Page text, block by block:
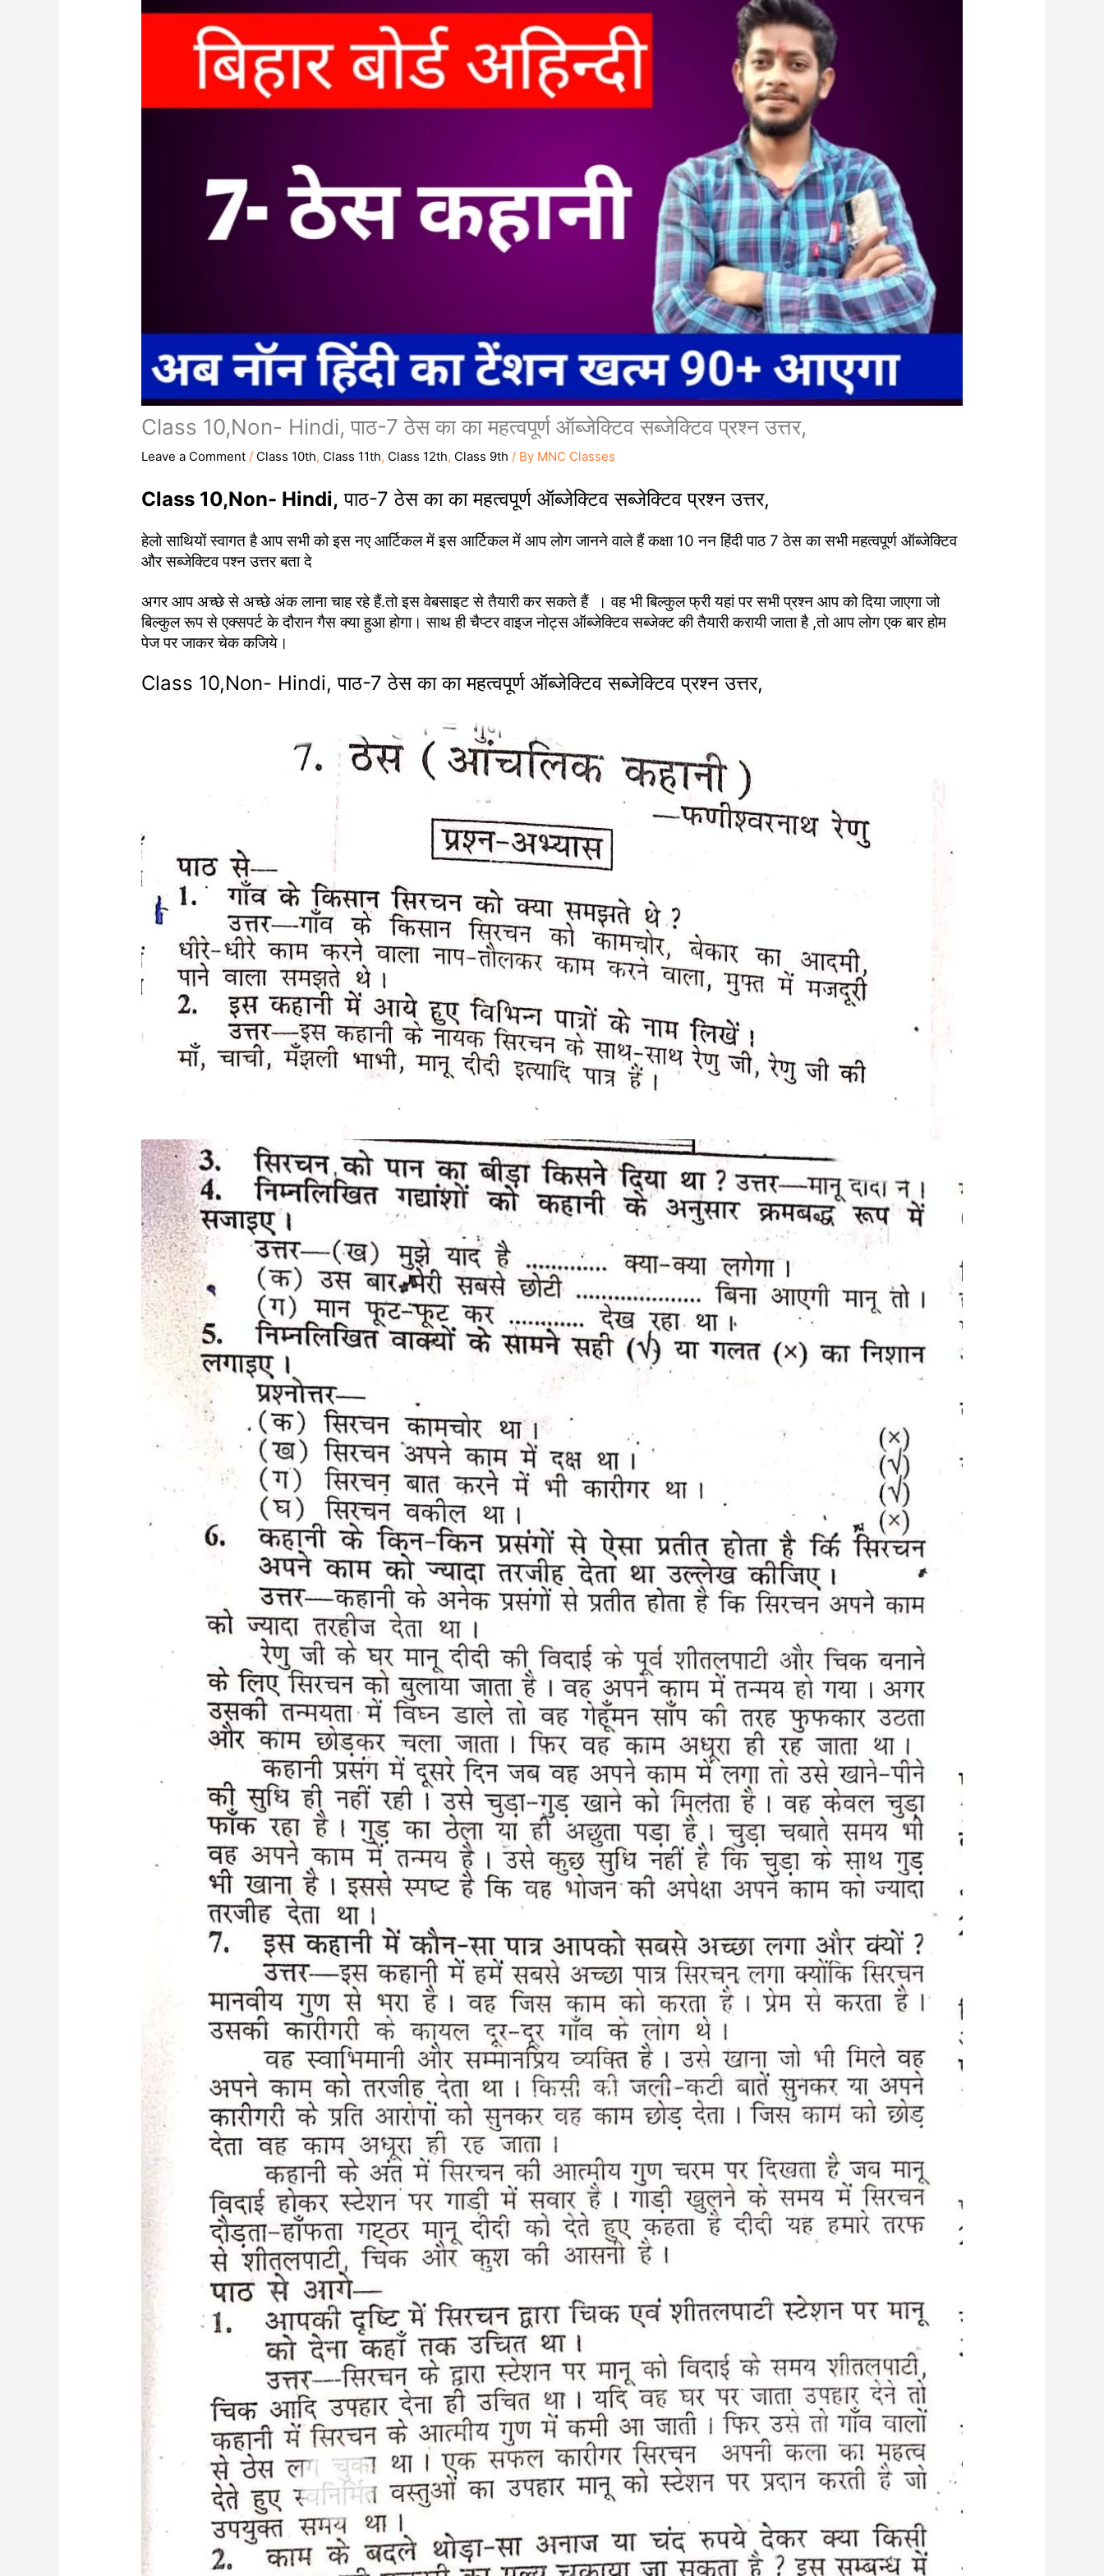
Class 10,Non- Hindi, पाठ-7 ठेस का का महत्वपूर्ण ऑब्जेक्टिव सब्जेक्टिव प्रश्न उत्तर,
Leave a Comment / Class 10th, Class 11th, Class 12th, Class 9th / By MNC Classes
Class 10,Non- Hindi, पाठ-7 ठेस का का महत्वपूर्ण ऑब्जेक्टिव सब्जेक्टिव प्रश्न उत्तर,
हेलो साथियों स्वागत है आप सभी को इस नए आर्टिकल में इस आर्टिकल में आप लोग जानने वाले हैं कक्षा 10 नन हिंदी पाठ 7 ठेस का सभी महत्वपूर्ण ऑब्जेक्टिव
और सब्जेक्टिव पश्न उत्तर बता दे
अगर आप अच्छे से अच्छे अंक लाना चाह रहे हैं.तो इस वेबसाइट से तैयारी कर सकते हैं । वह भी बिल्कुल फ्री यहां पर सभी प्रश्न आप को दिया जाएगा जो
बिल्कुल रूप से एक्सपर्ट के दौरान गैस क्या हुआ होगा। साथ ही चैप्टर वाइज नोट्स ऑब्जेक्टिव सब्जेक्ट की तैयारी करायी जाता है ,तो आप लोग एक बार होम
पेज पर जाकर चेक कजिये।
Class 10,Non- Hindi, पाठ-7 ठेस का का महत्वपूर्ण ऑब्जेक्टिव सब्जेक्टिव प्रश्न उत्तर,